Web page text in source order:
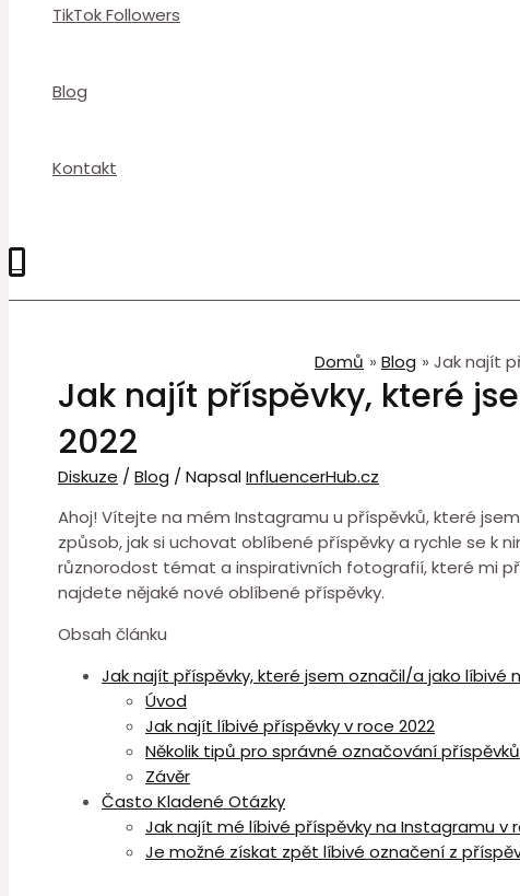
TikTok Followers
Blog
Kontakt
Domů Blog Jak najít
Jak najít příspěvky, které
2022
Diskuze / Blog / NapsalInfluencerHub.cz
Ahoj! Vítejte na mém Instagramu u příspěvků, které
způsob, jak si uchovat oblíbené příspěvky a rychle se k
různorodost témat a inspirativních fotografií, které mi
najdete nějaké nové oblíbené příspěvky.
Obsah článku
Jak najít příspěvky, které jsem označil/a jako líbivé
Úvod
Jak najít líbivé příspěvky v roce 2022
Několik tipů pro správné označování příspěvků
Závěr
Často Kladené Otázky
Jak najít mé líbivé příspěvky na Instagramu v
Je možné získat zpět líbivé označení z